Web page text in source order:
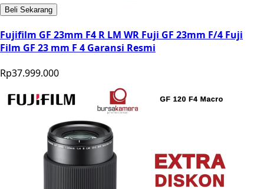
Beli Sekarang
Fujifilm GF 23mm F4 R LM WR Fuji GF 23mm F/4 Fuji
Film GF 23 mm F 4 Garansi Resmi
Rp37.999.000